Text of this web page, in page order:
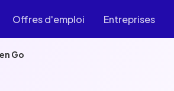
Offres d'emploi Entreprises
Go